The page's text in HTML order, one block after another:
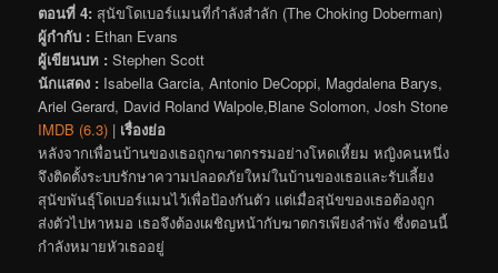
ตอนที่ 4: สุนัขโดเบอร์แมนที่กำลังสำลัก (The Choking Doberman)
ผู้กำกับ : Ethan Evans
ผู้เขียนบท : Stephen Scott
นักแสดง : Isabella Garcia, Antonio DeCoppi, Magdalena Barys,
Ariel Gerard, David Roland Walpole,Blane Solomon, Josh Stone
IMDB (6.3) | เรื่องย่อ
หลังจากเพื่อนบ้านของเธอถูกฆาตกรรมอย่างโหดเหี้ยม หญิงคนหนึ่ง
จึงติดตั้งระบบรักษาความปลอดภัยใหม่ในบ้านของเธอและรับเลี้ยง
สุนัขพันธุ์โดเบอร์แมนไว้เพื่อป้องกันตัว แต่เมื่อสุนัขของเธอต้องถูก
ส่งตัวไปหาหมอ เธอจึงต้องเผชิญหน้ากับฆาตกรเพียงลำพัง ซึ่งตอนนี้
กำลังหมายหัวเธออยู่